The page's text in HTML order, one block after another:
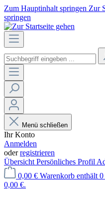
Zum Hauptinhalt springen Zur
springen
Menü schließen
Ihr Konto
Anmelden
oderregistrieren
Übersicht Persönliches Profil
0,00 € Warenkorb enthält
0,00 €.